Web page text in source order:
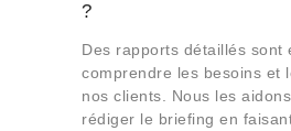
?
Des rapports détaillés sont
comprendre les besoins et
nos clients. Nous les
rédiger le briefing en